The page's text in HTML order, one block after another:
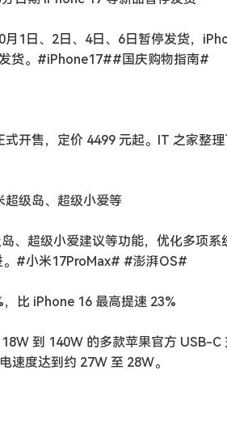
1日、2日、4日、6日暂停发货，
货。#iPhone17##国庆购物指南#
开售，定价 4499 元起。IT 之家整
超级岛、超级小爱等
、超级小爱建议等功能，优化多项系
。#小米17ProMax# #澎湃OS#
比 iPhone 16 最高提速 23%
到 140W 的多款苹果官方 USB-C
速度达到约 27W 至 28W。